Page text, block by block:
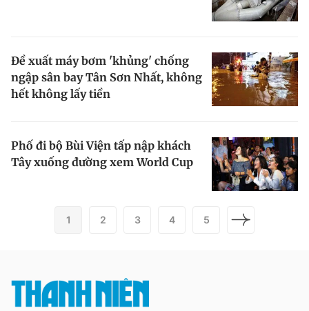
Đề xuất máy bơm 'khủng' chống
ngập sân bay Tân Sơn Nhất, không
hết không lấy tiền
Phố đi bộ Bùi Viện tấp nập khách
Tây xuống đường xem World Cup
1 2 3 4 5